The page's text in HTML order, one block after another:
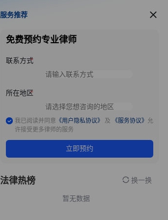
服务推荐
服务推荐
免费预约专业律师
联系方式
所在地区
我已阅读并同意 《用户隐私协议》 及 《服务协议》 允
许接受更多律师的服务
立即预约
法律热榜 换一换
暂无数据